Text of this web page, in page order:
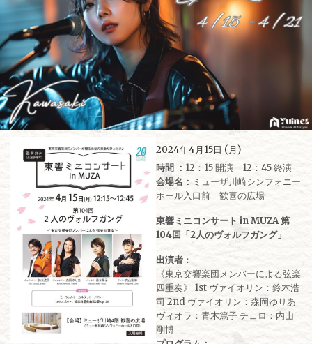
2024年4月15日 (月)
時間 ： 12：15 開演 12：45 終演
会場名： ミューザ川崎シンフォニー
ホール入口前 歓喜の広場
東響ミニコンサート in MUZA 第
104回「2人のヴォルフガング」
出演者 ：
《東京交響楽団メンバーによる弦楽
四重奏》 1st ヴァイオリン：鈴木浩
司 2nd ヴァイオリン：森岡ゆりあ
ヴィオラ：青木篤子 チェロ：内山
剛博